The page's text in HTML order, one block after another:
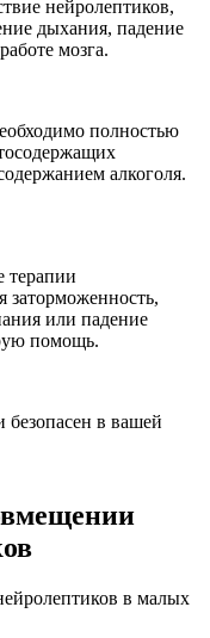
нейролептиков,
дыхания, падение
мозга.
полностью
алкоголя.
терапии
заторможенность,
или падение
помощь.
в вашей
в малых